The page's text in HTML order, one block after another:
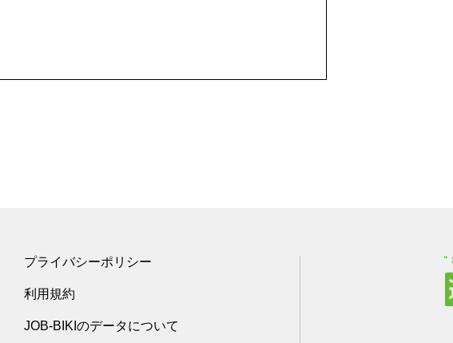
プライバシーポリシー
利用規約
JOB-BIKIのデータについて